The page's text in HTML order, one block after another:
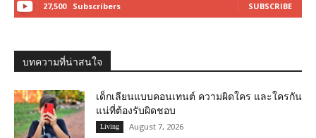
27,500 Subscribers SUBSCRIBE
บทความที่น่าสนใจ
เด็กเลียนแบบคอนเทนต์ ความผิดใคร และใครกัน
แน่ที่ต้องรับผิดชอบ
Living August 7, 2026